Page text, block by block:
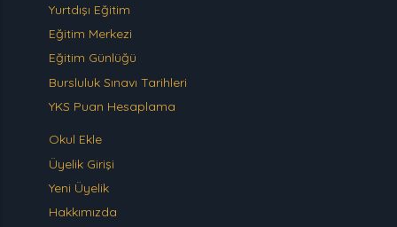
Yurtdışı Eğitim
Eğitim Merkezi
Eğitim Günlüğü
Bursluluk Sınavı Tarihleri
YKS Puan Hesaplama
Okul Ekle
Üyelik Girişi
Yeni Üyelik
Hakkımızda